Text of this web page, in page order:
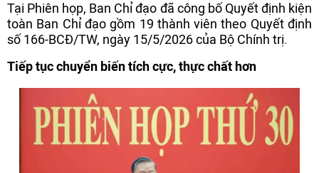
Tại Phiên họp, Ban Chỉ đạo đã công bố Quyết định kiện
toàn Ban Chỉ đạo gồm 19 thành viên theo Quyết định
số 166-BCĐ/TW, ngày 15/5/2026 của Bộ Chính trị.
Tiếp tục chuyển biến tích cực, thực chất hơn